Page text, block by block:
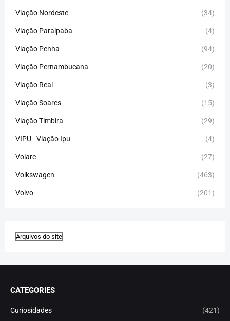
Viação Nordeste (34)
Viação Paraipaba (4)
Viação Penha (94)
Viação Pernambucana (20)
Viação Real (3)
Viação Soares (15)
Viação Timbira (29)
VIPU - Viação Ipu (4)
Volare (27)
Volkswagen (463)
Volvo (201)
CATEGORIES
Curiosidades (421)